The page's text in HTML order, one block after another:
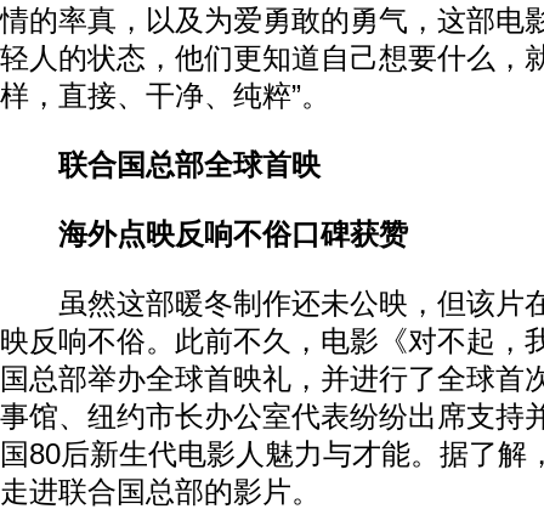
情的率真，以及为爱勇敢的勇气，这部电
轻人的状态，他们更知道自己想要什么，
样，直接、干净、纯粹”。
联合国总部全球首映
海外点映反响不俗口碑获赞
虽然这部暖冬制作还未公映，但该片
映反响不俗。此前不久，电影《对不起，
国总部举办全球首映礼，并进行了全球首
事馆、纽约市长办公室代表纷纷出席支持
国80后新生代电影人魅力与才能。据了解
走进联合国总部的影片。